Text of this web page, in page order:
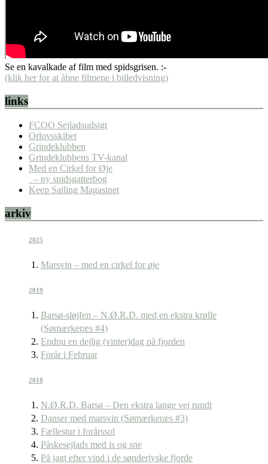
Se en kavalkade af film med spidsgrisen. :-
(klik her for at åbne filmene i billedvisning)
links
FCOO Sejladsudsigt
Orlovsskibet
Grindeklubben
Grindeklubbens TV-kanal
Med en Cirkel for Øje
– ny spidsgatterbog
Keep Sailing Magasinet
arkiv
2025
Marsvin – med en cirkel for øje
2019
Barsø-sløjfen – N.Ø.R.D. med en ekstra krølle
(Sømærkeræs #4)
Endnu en dejlig (vinter)dag på fjorden
Forår i Februar
2018
N.Ø.R.D. Barsø – Den ekstra lange vej rundt
Danser med marsvin (Sømærkeræs #3)
Fællestur i forårssol
Påskesejlads med is og sne
På jagt efter vind i de sønderjyske fjorde